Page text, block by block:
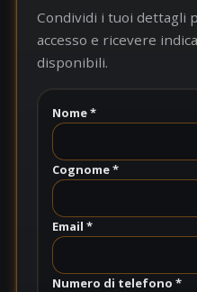
Condividi i tuoi dettagli
accesso e ricevere
disponibili.
Nome *
Cognome *
Email *
Numero di telefono *